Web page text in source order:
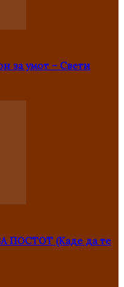
за умот – Свети
ПОСТОТ (Каде да те